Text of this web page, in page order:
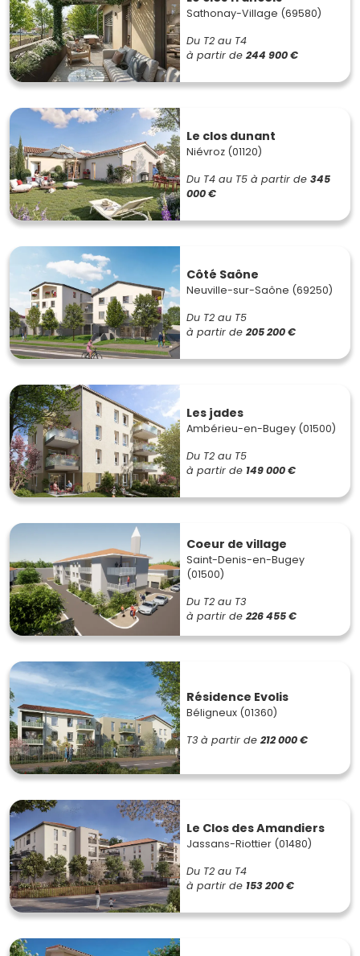
Sathonay-Village (69580)
Du T2 au T4
à partir de 244 900 €
Le clos dunant
Niévroz (01120)
Du T4 au T5 à partir de 345
000 €
Côté Saône
Neuville-sur-Saône (69250)
Du T2 au T5
à partir de 205 200 €
Les jades
Ambérieu-en-Bugey (01500)
Du T2 au T5
à partir de 149 000 €
Coeur de village
Saint-Denis-en-Bugey
(01500)
Du T2 au T3
à partir de 226 455 €
Résidence Evolis
Béligneux (01360)
T3 à partir de 212 000 €
Le Clos des Amandiers
Jassans-Riottier (01480)
Du T2 au T4
à partir de 153 200 €